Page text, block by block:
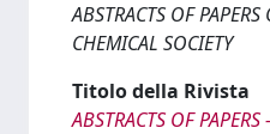
ABSTRACTS OF
CHEMICAL SOCIETY
Titolo della Rivista
ABSTRACTS OF